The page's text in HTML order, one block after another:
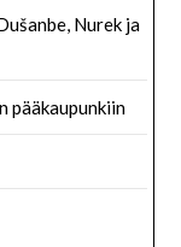
Nurek ja
pääkaupunkiin